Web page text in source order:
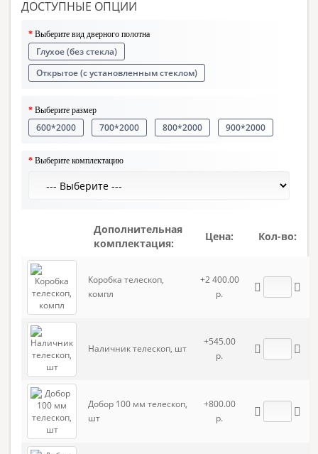
ДОСТУПНЫЕ ОПЦИИ
Выберите вид дверного полотна
Глухое (без стекла)
Открытое (с установленным стеклом)
Выберите размер
600*2000 700*2000 800*2000 900*2000
Выберите комплектацию
Дополнительная
комплектация:
Цена: Кол-во:
Коробка телескоп,
компл
+2 400.00
р.
Наличник телескоп, шт
+545.00
р.
Добор 100 мм телескоп,
шт
+800.00
р.